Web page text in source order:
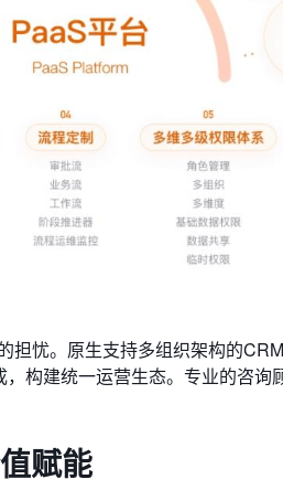
担忧。原生支持多组织架构的
构建统一运营生态。专业的咨
赋能